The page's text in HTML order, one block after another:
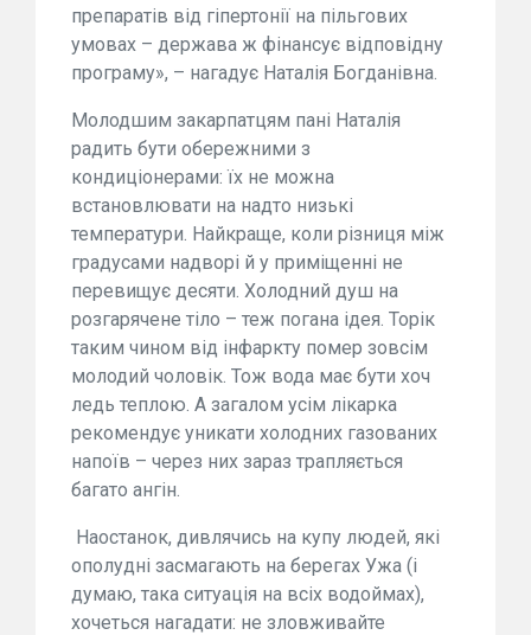
препаратів від гіпертонії на пільгових
умовах – держава ж фінансує відповідну
програму», – нагадує Наталія Богданівна.
Молодшим закарпатцям пані Наталія
радить бути обережними з
кондиціонерами: їх не можна
встановлювати на надто низькі
температури. Найкраще, коли різниця між
градусами надворі й у приміщенні не
перевищує десяти. Холодний душ на
розгарячене тіло – теж погана ідея. Торік
таким чином від інфаркту помер зовсім
молодий чоловік. Тож вода має бути хоч
ледь теплою. А загалом усім лікарка
рекомендує уникати холодних газованих
напоїв – через них зараз трапляється
багато ангін.
Наостанок, дивлячись на купу людей, які
ополудні засмагають на берегах Ужа (і
думаю, така ситуація на всіх водоймах),
хочеться нагадати: не зловживайте